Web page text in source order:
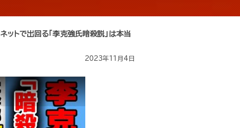
ネットで出回る「李克強氏暗殺説」は本当
2023年11月4日